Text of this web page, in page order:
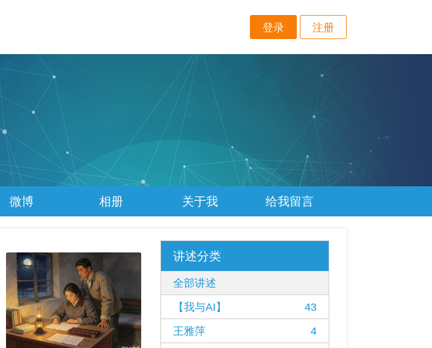
登录 注册
微博 相册 关于我 给我留言
讲述分类
全部讲述
【我与AI】
43
王雅萍
4